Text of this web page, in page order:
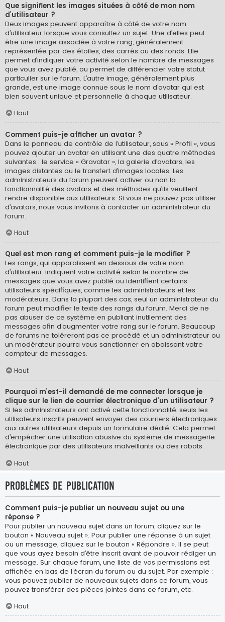
Que signifient les images situées à côté de mon nom
d’utilisateur ?
Deux images peuvent apparaître à côté de votre nom
d’utilisateur lorsque vous consultez un sujet. Une d’elles peut
être une image associée à votre rang, généralement
représentée par des étoiles, des carrés ou des ronds. Elle
permet d’indiquer votre activité selon le nombre de messages
que vous avez publié, ou permet de différencier votre statut
particulier sur le forum. L’autre image, généralement plus
grande, est une image connue sous le nom d’avatar qui est
bien souvent unique et personnelle à chaque utilisateur.
Haut
Comment puis-je afficher un avatar ?
Dans le panneau de contrôle de l’utilisateur, sous « Profil », vous
pouvez ajouter un avatar en utilisant une des quatre méthodes
suivantes : le service « Gravatar », la galerie d’avatars, les
images distantes ou le transfert d’images locales. Les
administrateurs du forum peuvent activer ou non la
fonctionnalité des avatars et des méthodes qu’ils veuillent
rendre disponible aux utilisateurs. Si vous ne pouvez pas utiliser
d’avatars, nous vous invitons à contacter un administrateur du
forum.
Haut
Quel est mon rang et comment puis-je le modifier ?
Les rangs, qui apparaissent en dessous de votre nom
d’utilisateur, indiquent votre activité selon le nombre de
messages que vous avez publié ou identifient certains
utilisateurs spécifiques, comme les administrateurs et les
modérateurs. Dans la plupart des cas, seul un administrateur du
forum peut modifier le texte des rangs du forum. Merci de ne
pas abuser de ce système en publiant inutilement des
messages afin d’augmenter votre rang sur le forum. Beaucoup
de forums ne toléreront pas ce procédé et un administrateur ou
un modérateur pourra vous sanctionner en abaissant votre
compteur de messages.
Haut
Pourquoi m’est-il demandé de me connecter lorsque je
clique sur le lien de courrier électronique d’un utilisateur ?
Si les administrateurs ont activé cette fonctionnalité, seuls les
utilisateurs inscrits peuvent envoyer des courriers électroniques
aux autres utilisateurs depuis un formulaire dédié. Cela permet
d’empêcher une utilisation abusive du système de messagerie
électronique par des utilisateurs malveillants ou des robots.
Haut
Problèmes de publication
Comment puis-je publier un nouveau sujet ou une
réponse ?
Pour publier un nouveau sujet dans un forum, cliquez sur le
bouton « Nouveau sujet ». Pour publier une réponse à un sujet
ou un message, cliquez sur le bouton « Répondre ». Il se peut
que vous ayez besoin d’être inscrit avant de pouvoir rédiger un
message. Sur chaque forum, une liste de vos permissions est
affichée en bas de l’écran du forum ou du sujet. Par exemple :
vous pouvez publier de nouveaux sujets dans ce forum, vous
pouvez transférer des pièces jointes dans ce forum, etc.
Haut